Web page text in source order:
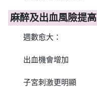
麻醉及出血風險提高
週數愈大：
出血機會增加
子宮刺激更明顯